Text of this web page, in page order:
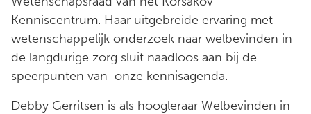
Kenniscentrum. Haar uitgebreide ervaring met
wetenschappelijk onderzoek naar welbevinden in
de langdurige zorg sluit naadloos aan bij de
speerpunten van onze kennisagenda.
Debby Gerritsen is als hoogleraar Welbevinden in